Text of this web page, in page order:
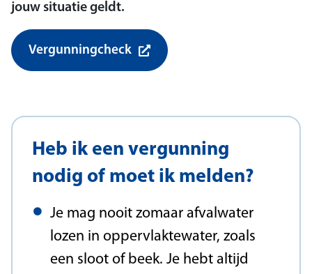
jouw situatie geldt.
Vergunningcheck
Heb ik een vergunning
nodig of moet ik melden?
Je mag nooit zomaar afvalwater
lozen in oppervlaktewater, zoals
een sloot of beek. Je hebt altijd